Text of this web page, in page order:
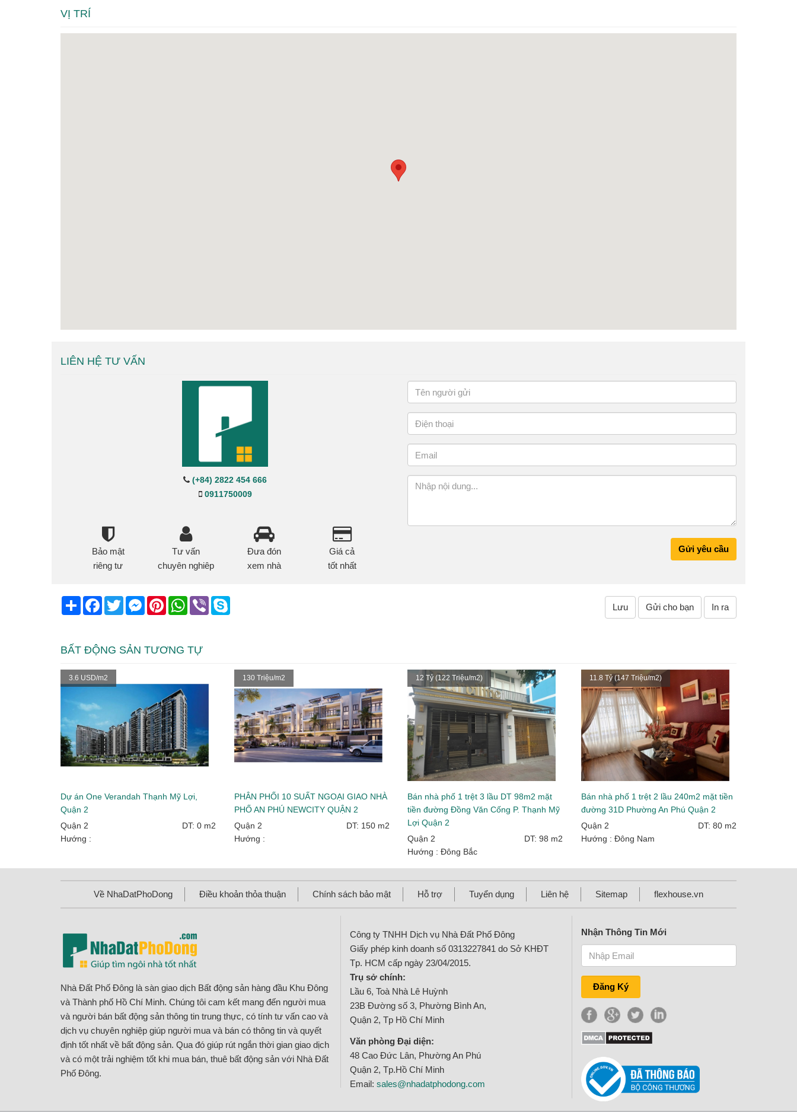
VỊ TRÍ
LIÊN HỆ TƯ VẤN
(+84) 2822 454 666
0911750009
Bảo mật
riêng tư
Tư vấn
chuyên nghiêp
Đưa đón
xem nhà
Giá cả
tốt nhất
Gửi yêu cầu
Share Facebook
TwitterMessenger
PinterestWhatsApp
Viber
Lưu Gửi cho bạn In ra
BẤT ĐỘNG SẢN TƯƠNG TỰ
3.6 USD/m2
Dự án One Verandah Thạnh Mỹ Lợi,
Quận 2
Quận 2
DT: 0 m2
Hướng :
130 Triệu/m2
PHÂN PHỐI 10 SUẤT NGOẠI GIAO NHÀ
PHỐ AN PHÚ NEWCITY QUẬN 2
Quận 2
DT: 150 m2
Hướng :
12 Tỷ (122 Triệu/m2)
Bán nhà phố 1 trệt 3 lầu DT 98m2 mặt
tiền đường Đồng Văn Cống P. Thạnh Mỹ
Lợi Quận 2
Quận 2
DT: 98 m2
Hướng : Đông Bắc
11.8 Tỷ (147 Triệu/m2)
Bán nhà phố 1 trệt 2 lầu 240m2 mặt tiền
đường 31D Phường An Phú Quận 2
Quận 2
DT: 80 m2
Hướng : Đông Nam
Về NhaDatPhoDong Điều khoản thỏa thuận Chính sách bảo mật Hỗ trợ Tuyển dụng Liên hệ Sitemap flexhouse.vn
Nhà Đất Phố Đông là sàn giao dịch Bất động sản hàng đầu Khu Đông
và Thành phố Hồ Chí Minh. Chúng tôi cam kết mang đến người mua
và người bán bất động sản thông tin trung thực, có tính tư vấn cao và
dịch vụ chuyên nghiệp giúp người mua và bán có thông tin và quyết
định tốt nhất về bất động sản. Qua đó giúp rút ngắn thời gian giao dịch
và có một trải nghiệm tốt khi mua bán, thuê bất động sản với Nhà Đất
Phố Đông.
Công ty TNHH Dịch vụ Nhà Đất Phố Đông
Giấy phép kinh doanh số 0313227841 do Sở KHĐT
Tp. HCM cấp ngày 23/04/2015.
Trụ sở chính:
Lầu 6, Toà Nhà Lê Huỳnh
23B Đường số 3, Phường Bình An,
Quận 2, Tp Hồ Chí Minh
Văn phòng Đại diện:
48 Cao Đức Lân, Phường An Phú
Quận 2, Tp.Hồ Chí Minh
Email: sales@nhadatphodong.com
Nhận Thông Tin Mới
Đăng Ký